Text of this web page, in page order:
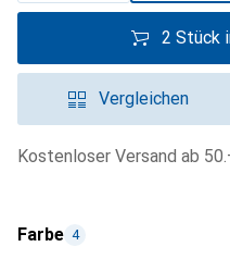
2 Stück
Vergleichen
Kostenloser Versand ab
Farbe 4